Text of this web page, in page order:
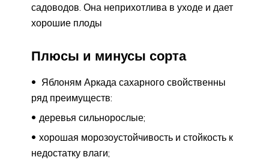
садоводов. Она неприхотлива в уходе и дает
хорошие плоды
Плюсы и минусы сорта
Яблоням Аркада сахарного свойственны
ряд преимуществ:
деревья сильнорослые;
хорошая морозоустойчивость и стойкость к
недостатку влаги;